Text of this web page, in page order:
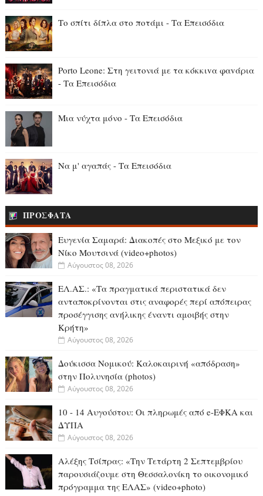
Το σπίτι δίπλα στο ποτάμι - Τα Επεισόδια
Porto Leone: Στη γειτονιά με τα κόκκιvα φαvάρια
- Τα Επεισόδια
Μια νύχτα μόνο - Τα Επεισόδια
Να μ' αγαπάς - Τα Επεισόδια
ΠΡΟΣΦΑΤΑ
Ευγενία Σαμαρά: Διακοπές στο Μεξικό με τον
Νίκο Μουτσινά (video+photos)
Αύγουστος 08, 2026
ΕΛ.ΑΣ.: «Τα πραγματικά περιστατικά δεν
ανταποκρίνονται στις αναφορές περί απόπειρας
προσέγγισης αvήλικης έναντι αμοιβής στην
Κρήτη»
Αύγουστος 08, 2026
Δούκισσα Νομικού: Καλοκαιρινή «απόδραση»
στην Πολυνησία (photos)
Αύγουστος 08, 2026
10 - 14 Αυγούστου: Οι πληρωμές από e-ΕΦΚΑ και
ΔΥΠΑ
Αύγουστος 08, 2026
Αλέξης Τσίπρας: «Την Τετάρτη 2 Σεπτεμβρίου
παρουσιάζουμε στη Θεσσαλονίκη το οικονομικό
πρόγραμμα της ΕΛΑΣ» (video+photo)